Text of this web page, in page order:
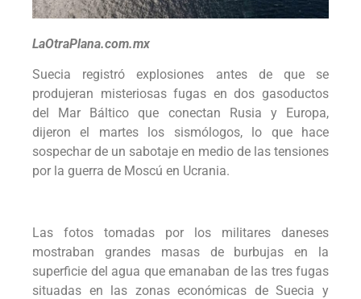
LaOtraPlana.com.mx
Suecia registró explosiones antes de que se
produjeran misteriosas fugas en dos gasoductos
del Mar Báltico que conectan Rusia y Europa,
dijeron el martes los sismólogos, lo que hace
sospechar de un sabotaje en medio de las tensiones
por la guerra de Moscú en Ucrania.
Las fotos tomadas por los militares daneses
mostraban grandes masas de burbujas en la
superficie del agua que emanaban de las tres fugas
situadas en las zonas económicas de Suecia y